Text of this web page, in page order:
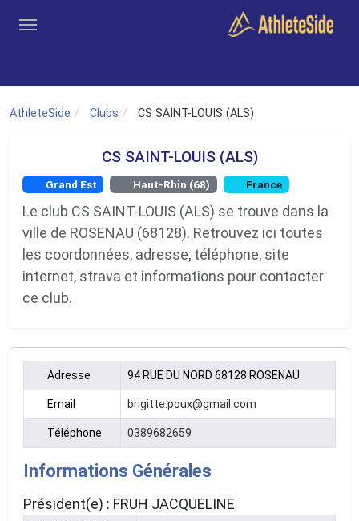
AthleteSide Clubs CS SAINT-LOUIS (ALS)
CS SAINT-LOUIS (ALS)
Grand Est Haut-Rhin (68) France
Le club CS SAINT-LOUIS (ALS) se trouve dans la
ville de ROSENAU (68128). Retrouvez ici toutes
les coordonnées, adresse, téléphone, site
internet, strava et informations pour contacter
ce club.
Adresse 94 RUE DU NORD 68128 ROSENAU
Email brigitte.poux@gmail.com
Téléphone 0389682659
Informations Générales
Président(e) : FRUH JACQUELINE